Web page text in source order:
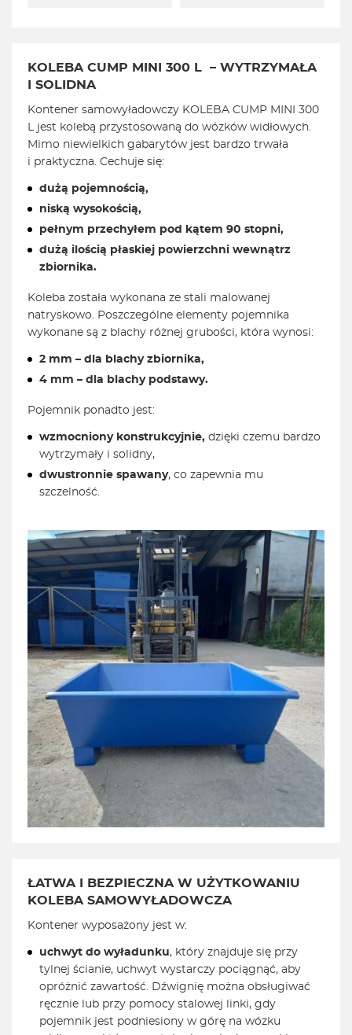
KOLEBA CUMP MINI 300 L – WYTRZYMAŁA
I SOLIDNA
Kontener samowyładowczy KOLEBA CUMP MINI 300
L jest kolebą przystosowaną do wózków widłowych.
Mimo niewielkich gabarytów jest bardzo trwała
i praktyczna. Cechuje się:
dużą pojemnością,
niską wysokością,
pełnym przechyłem pod kątem 90 stopni,
dużą ilością płaskiej powierzchni wewnątrz
zbiornika.
Koleba została wykonana ze stali malowanej
natryskowo. Poszczególne elementy pojemnika
wykonane są z blachy różnej grubości, która wynosi:
2 mm – dla blachy zbiornika,
4 mm – dla blachy podstawy.
Pojemnik ponadto jest:
wzmocniony konstrukcyjnie, dzięki czemu bardzo
wytrzymały i solidny,
dwustronnie spawany, co zapewnia mu
szczelność.
ŁATWA I BEZPIECZNA W UŻYTKOWANIU
KOLEBA SAMOWYŁADOWCZA
Kontener wyposażony jest w:
uchwyt do wyładunku, który znajduje się przy
tylnej ścianie, uchwyt wystarczy pociągnąć, aby
opróżnić zawartość. Dźwignię można obsługiwać
ręcznie lub przy pomocy stalowej linki, gdy
pojemnik jest podniesiony w górę na wózku